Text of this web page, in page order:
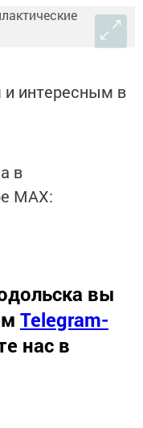
интересным в
в
MАХ:
вы
Telegram-
нас в